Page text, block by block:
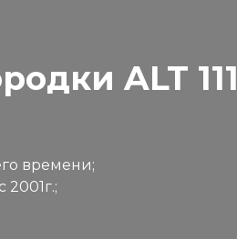
ALT 111
времени;